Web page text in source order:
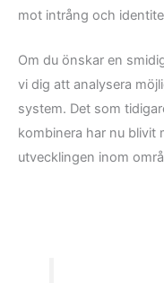
mot intrång och
Om du önskar en
vi dig att analysera
system. Det som
kombinera har nu blivit
utvecklingen inom